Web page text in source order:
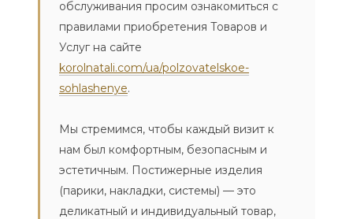
обслуживания просим ознакомиться с
правилами приобретения Товаров и
Услуг на сайте
korolnatali.com/ua/polzovatelskoe-
sohlashenye.
Мы стремимся, чтобы каждый визит к
нам был комфортным, безопасным и
эстетичным. Постижерные изделия
(парики, накладки, системы) — это
деликатный и индивидуальный товар,